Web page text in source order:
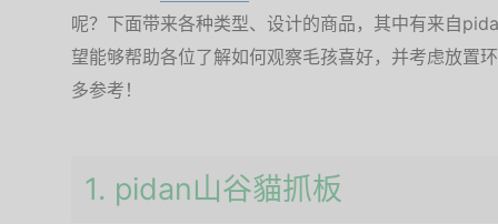
呢？下面带来各种类型、设计的商品，其中有来自
望能够帮助各位了解如何观察毛孩喜好，并考虑放置
多参考！
1. pidan山谷貓抓板